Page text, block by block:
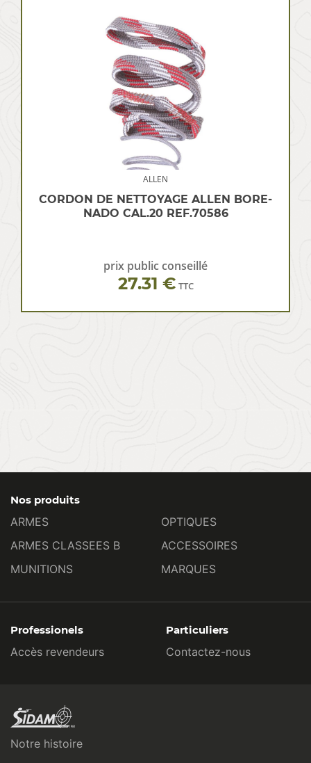
ALLEN
CORDON DE NETTOYAGE ALLEN BORE-
NADO CAL.20 REF.70586
prix public conseillé
27.31 € TTC
Nos produits
ARMES
ARMES CLASSEES B
MUNITIONS
OPTIQUES
ACCESSOIRES
MARQUES
Professionels
Accès revendeurs
Particuliers
Contactez-nous
Notre histoire